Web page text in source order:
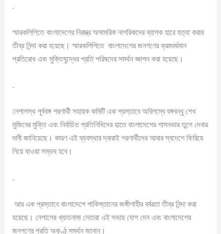
.
স্মারকলিপিতে বাংলাদেশের নিরস্ত্র অসামরিক নাগরিকদের ব্যাপক হারে হত্যা করার
তীব্র নিন্দা করা হয়েছে। স্মারকলিপিতে বাংলাদেশের জনগণের ক্রমবর্ধমান
প্রতিরোধ এবং মুক্তিযুদ্ধের প্রতি পরিষদের সমর্থন জ্ঞাপন করা হয়েছে।
.
নেপালস্থ পূর্ববঙ্গ শরণার্থী সহায়ক কমিটি এক প্রস্তাবে অবিলম্বে বঙ্গবন্ধু শেখ
মুজিবের মুক্তি এবং নির্বাচিত প্রতিনিধিদের হাতে বাংলাদেশের শাসনভার তুলে দেবার
দাবী জানিয়েছে। কারণ এই ব্যবস্থার দ্বারাই শরণার্থীদের আবার স্বদেশে ফিরিয়ে
নিয়ে যাওয়া সম্ভব হবে।
.
আর এক প্রস্তাবে বাংলাদেশে পাকিস্তানের জঙ্গীশাহীর বর্বরতা তীব্র নিন্দা করা
হয়েছে। নেপালের খ্যাতনামা নেতারা এই সভায় যোগ দেন এবং বাংলাদেশের
জনগণের প্রতি অকুণ্ঠ সমর্থন জানান।